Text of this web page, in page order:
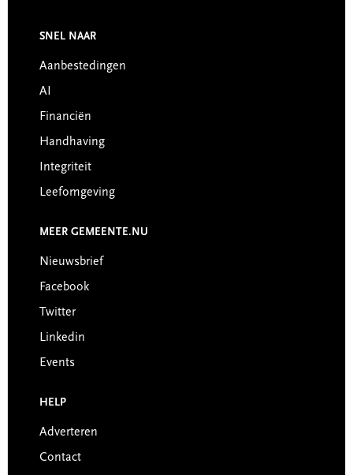
Footer
SNEL NAAR
Aanbestedingen
AI
Financiën
Handhaving
Integriteit
Leefomgeving
MEER GEMEENTE.NU
Nieuwsbrief
Facebook
Twitter
Linkedin
Events
HELP
Adverteren
Contact